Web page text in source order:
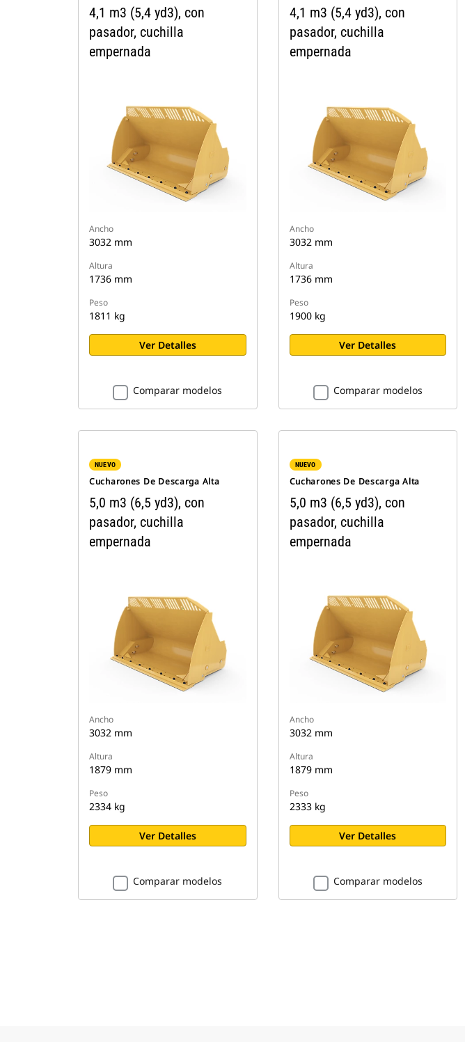
4,1 m3 (5,4 yd3), con
pasador, cuchilla
empernada
Ancho
3032 mm
Altura
1736 mm
Peso
1811 kg
Ver Detalles
Comparar modelos
4,1 m3 (5,4 yd3), con
pasador, cuchilla
empernada
Ancho
3032 mm
Altura
1736 mm
Peso
1900 kg
Ver Detalles
Comparar modelos
NUEVO
Cucharones De Descarga Alta
5,0 m3 (6,5 yd3), con
pasador, cuchilla
empernada
Ancho
3032 mm
Altura
1879 mm
Peso
2334 kg
Ver Detalles
Comparar modelos
NUEVO
Cucharones De Descarga Alta
5,0 m3 (6,5 yd3), con
pasador, cuchilla
empernada
Ancho
3032 mm
Altura
1879 mm
Peso
2333 kg
Ver Detalles
Comparar modelos